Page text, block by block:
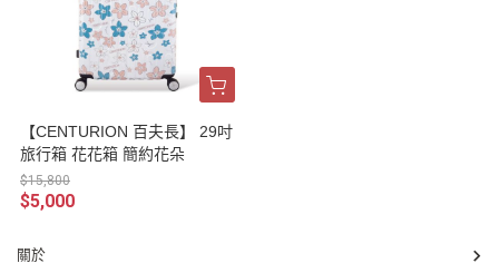
【CENTURION 百夫長】 29吋
旅行箱 花花箱 簡約花朵
$15,800
$5,000
關於